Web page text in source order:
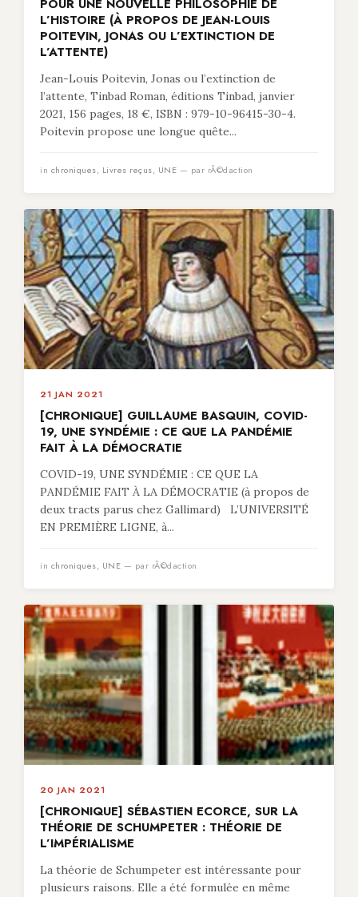
POUR UNE NOUVELLE PHILOSOPHIE DE
L’HISTOIRE (À PROPOS DE JEAN-LOUIS
POITEVIN, JONAS OU L’EXTINCTION DE
L’ATTENTE)
Jean-Louis Poitevin, Jonas ou l’extinction de
l’attente, Tinbad Roman, éditions Tinbad, janvier
2021, 156 pages, 18 €, ISBN : 979-10-96415-30-4.
Poitevin propose une longue quête...
in chroniques, Livres reçus, UNE — par rÃ©daction
21 JAN 2021
[CHRONIQUE] GUILLAUME BASQUIN, COVID-
19, UNE SYNDÉMIE : CE QUE LA PANDÉMIE
FAIT À LA DÉMOCRATIE
COVID-19, UNE SYNDÉMIE : CE QUE LA
PANDÉMIE FAIT À LA DÉMOCRATIE (à propos de
deux tracts parus chez Gallimard) L’UNIVERSITÉ
EN PREMIÈRE LIGNE, à...
in chroniques, UNE — par rÃ©daction
20 JAN 2021
[CHRONIQUE] SÉBASTIEN ECORCE, SUR LA
THÉORIE DE SCHUMPETER : THÉORIE DE
L’IMPÉRIALISME
La théorie de Schumpeter est intéressante pour
plusieurs raisons. Elle a été formulée en même